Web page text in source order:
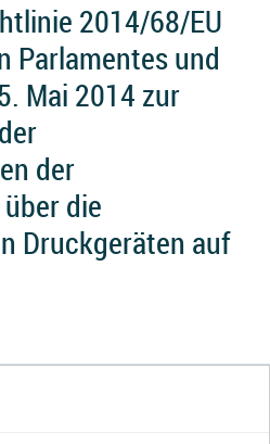
2014/68/EU
Parlamentes und
Mai 2014 zur
der
die
Druckgeräten auf